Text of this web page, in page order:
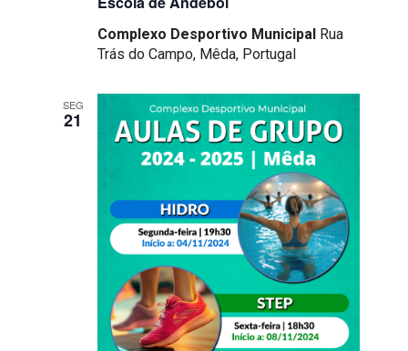
Complexo Desportivo Municipal Rua
Trás do Campo, Mêda, Portugal
SEG
21